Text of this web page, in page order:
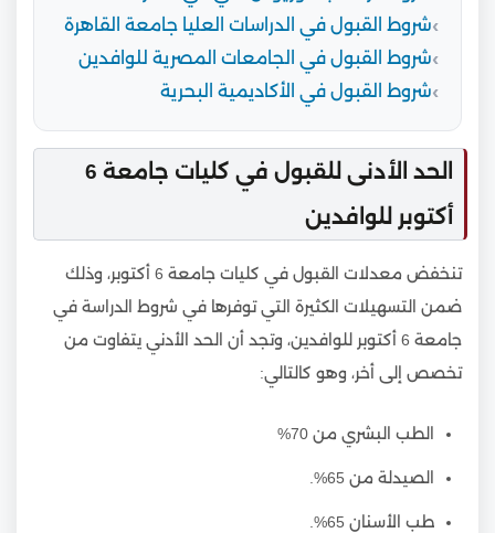
شروط القبول في الدراسات العليا جامعة القاهرة
شروط القبول في الجامعات المصرية للوافدين
شروط القبول في الأكاديمية البحرية
الحد الأدنى للقبول في كليات جامعة 6
أكتوبر للوافدين
تنخفض معدلات القبول في كليات جامعة 6 أكتوبر، وذلك
ضمن التسهيلات الكثيرة التي توفرها في شروط الدراسة في
جامعة 6 أكتوبر للوافدين، وتجد أن الحد الأدني يتفاوت من
تخصص إلى أخر، وهو كالتالي:
الطب البشري من 70%
الصيدلة من 65%.
طب الأسنان 65%.